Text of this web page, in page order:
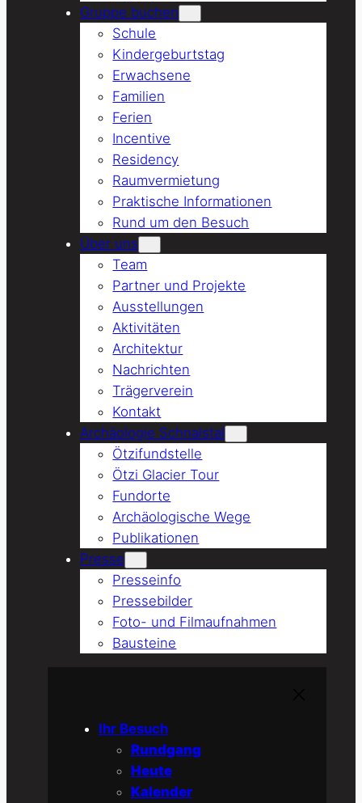
Gruppe buchen
Schule
Kindergeburtstag
Erwachsene
Familien
Ferien
Incentive
Residency
Raumvermietung
Praktische Informationen
Rund um den Besuch
Über uns
Team
Partner und Projekte
Ausstellungen
Aktivitäten
Architektur
Nachrichten
Trägerverein
Kontakt
Archäologie Schnalstal
Ötzifundstelle
Ötzi Glacier Tour
Fundorte
Archäologische Wege
Publikationen
Presse
Presseinfo
Pressebilder
Foto- und Filmaufnahmen
Bausteine
Ihr Besuch
Rundgang
Heute
Kalender